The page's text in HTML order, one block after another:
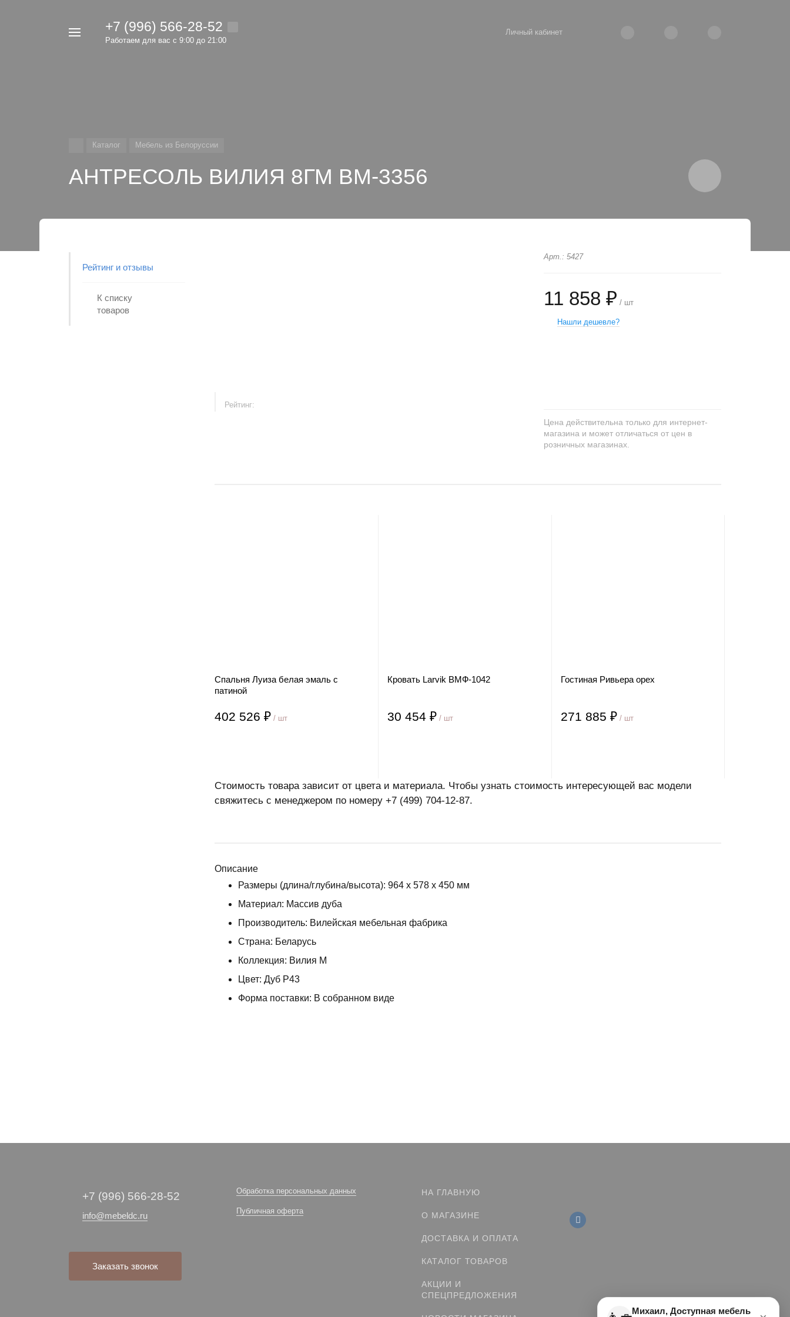
+7 (996) 566-28-52
Работаем для вас с 9:00 до 21:00
Личный кабинет
Каталог Мебель из Белоруссии
АНТРЕСОЛЬ ВИЛИЯ 8ГМ ВМ-3356
Рейтинг и отзывы
К списку
товаров
Рейтинг:
Арт.: 5427
11 858 ₽ / шт
Нашли дешевле?
Цена действительна только для интернет-
магазина и может отличаться от цен в
розничных магазинах.
Спальня Луиза белая эмаль с
патиной
402 526 ₽ / шт
Кровать Larvik ВМФ-1042
30 454 ₽ / шт
Гостиная Ривьера орех
271 885 ₽/ шт
Стоимость товара зависит от цвета и материала. Чтобы узнать стоимость интересующей вас модели
свяжитесь с менеджером по номеру +7 (499) 704-12-87.
Описание
Размеры (длина/глубина/высота): 964 x 578 x 450 мм
Материал: Массив дуба
Производитель: Вилейская мебельная фабрика
Страна: Беларусь
Коллекция: Вилия М
Цвет: Дуб Р43
Форма поставки: В собранном виде
+7 (996) 566-28-52
info@mebeldc.ru
Заказать звонок
Обработка персональных данных
Публичная оферта
НА ГЛАВНУЮ
О МАГАЗИНЕ
ДОСТАВКА И ОПЛАТА
КАТАЛОГ ТОВАРОВ
АКЦИИ И
СПЕЦПРЕДЛОЖЕНИЯ
Михаил, Доступная мебель